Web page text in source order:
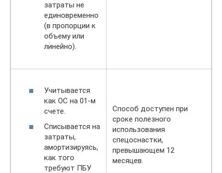
затраты не
единовременно
(в пропорции к
объему или
линейно).
Учитывается
как ОС на 01-м
счете.
Списывается на
затраты,
амортизируясь,
как того
требуют ПБУ
Способ доступен при
сроке полезного
использования
спецоснастки,
превышающем 12
месяцев.